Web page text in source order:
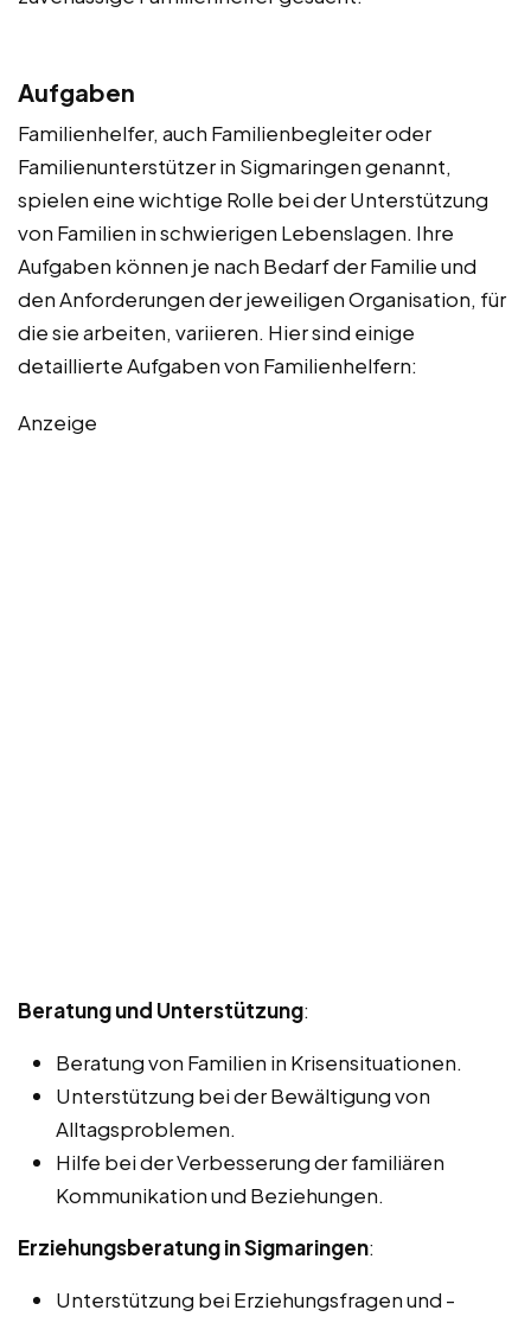
Aufgaben
Familienhelfer, auch Familienbegleiter oder
Familienunterstützer in Sigmaringen genannt,
spielen eine wichtige Rolle bei der Unterstützung
von Familien in schwierigen Lebenslagen. Ihre
Aufgaben können je nach Bedarf der Familie und
den Anforderungen der jeweiligen Organisation, für
die sie arbeiten, variieren. Hier sind einige
detaillierte Aufgaben von Familienhelfern:
Anzeige
Beratung und Unterstützung:
Beratung von Familien in Krisensituationen.
Unterstützung bei der Bewältigung von
Alltagsproblemen.
Hilfe bei der Verbesserung der familiären
Kommunikation und Beziehungen.
Erziehungsberatung in Sigmaringen:
Unterstützung bei Erziehungsfragen und -